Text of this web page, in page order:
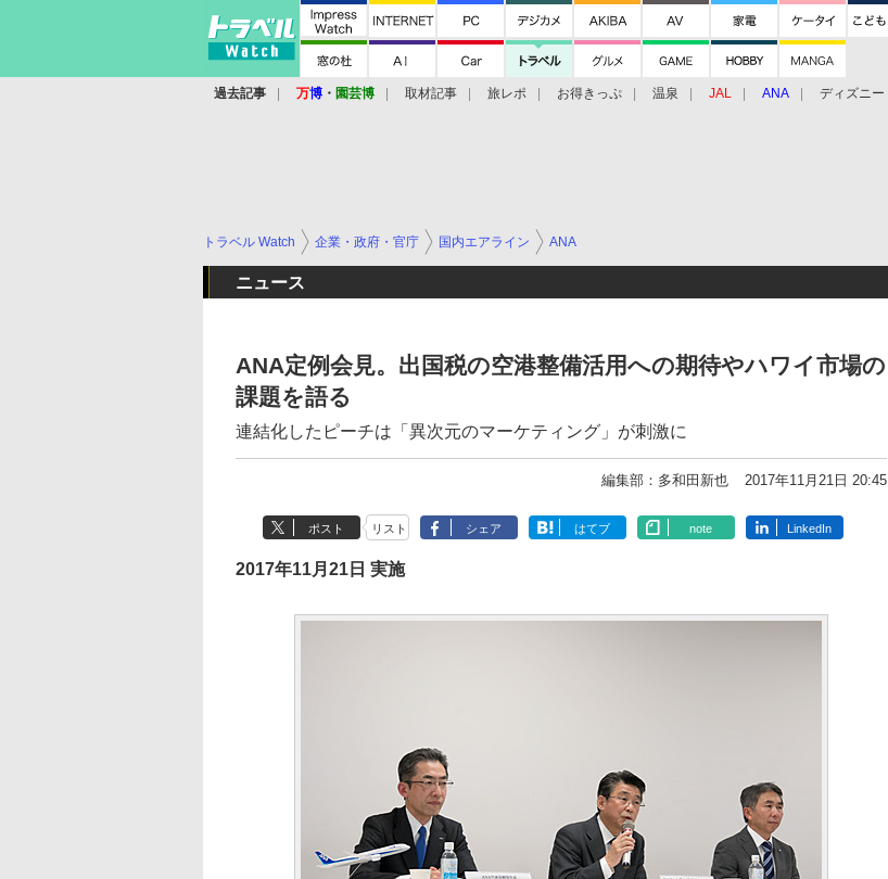
過去記事 万博 ・ 園芸博 取材記事 旅レポ お得きっぷ 温泉 JAL ANA ディズニー
トラベル Watch 企業・政府・官庁 国内エアライン ANA
ニュース
ANA定例会見。出国税の空港整備活用への期待やハワイ市場の
課題を語る
連結化したピーチは「異次元のマーケティング」が刺激に
編集部：多和田新也 2017年11月21日 20:45
ポスト リスト シェア はてブ note LinkedIn
2017年11月21日 実施